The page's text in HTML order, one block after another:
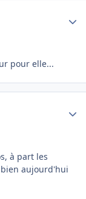
pour elle...
à part les
aujourd'hui